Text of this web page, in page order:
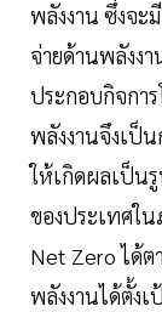
พลังงาน ซึ่งจะ
จ่ายด้านพลังง
ประกอบกิจกา
พลังงานจึงเป็
ให้เกิดผลเป็น
ของประเทศใ
Net Zero ได้ต
พลังงานได้ตั้งเ